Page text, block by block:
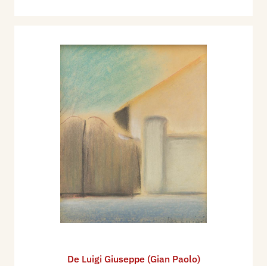
De Luigi Giuseppe (Gian Paolo)